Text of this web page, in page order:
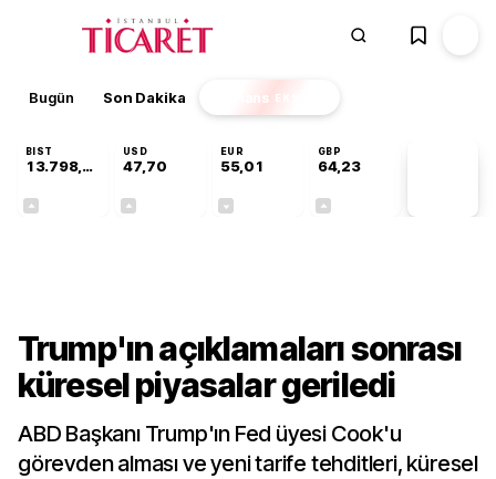
Bugün Son Dakika Finans EKSTRA
BIST
13.798,82
USD
47,70
EUR
55,01
GBP
64,23
Trump'ın açıklamaları sonrası
küresel piyasalar geriledi
ABD Başkanı Trump'ın Fed üyesi Cook'u
görevden alması ve yeni tarife tehditleri, küresel